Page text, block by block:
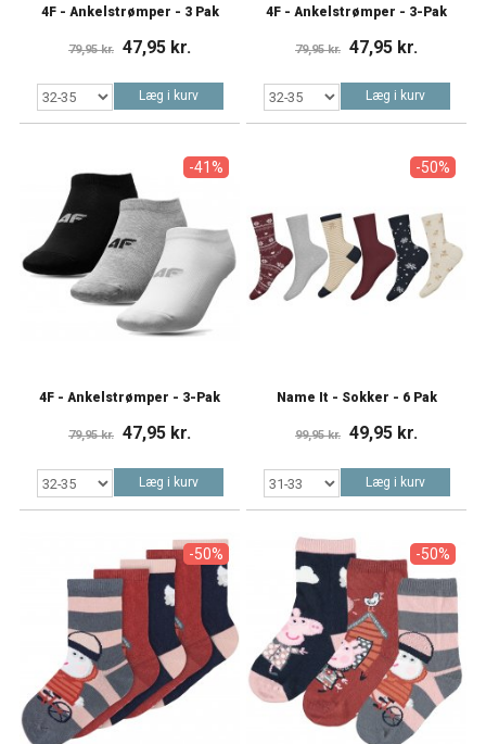
4F - Ankelstrømper - 3 Pak
79,95 kr. 47,95 kr.
Læg i kurv
4F - Ankelstrømper - 3-Pak
79,95 kr. 47,95 kr.
Læg i kurv
-41%
4F - Ankelstrømper - 3-Pak
79,95 kr. 47,95 kr.
Læg i kurv
-50%
Name It - Sokker - 6 Pak
99,95 kr. 49,95 kr.
Læg i kurv
-50% -50%